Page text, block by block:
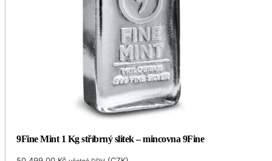
9Fine Mint 1 Kg stříbrný slitek – mincovna 9Fine